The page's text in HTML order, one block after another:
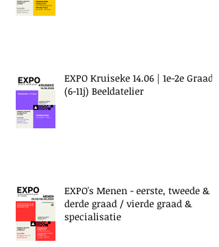
EXPO Kruiseke 14.06 | 1e-2e Graad
(6-11j) Beeldatelier
EXPO's Menen - eerste, tweede &
derde graad / vierde graad &
specialisatie